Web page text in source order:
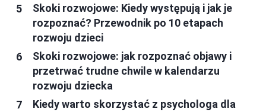
Skoki rozwojowe: Kiedy występują i jak je
rozpoznać? Przewodnik po 10 etapach
rozwoju dzieci
Skoki rozwojowe: jak rozpoznać objawy i
przetrwać trudne chwile w kalendarzu
rozwoju dziecka
Kiedy warto skorzystać z psychologa dla